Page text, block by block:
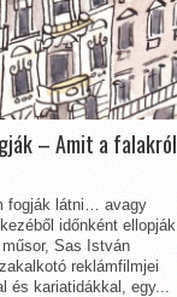
– Amit a falakról
fogják látni… avagy
időnként ellopják
Sas István
reklámfilmjei
és kariatidákkal, egy...